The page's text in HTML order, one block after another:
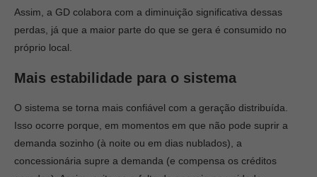
Assim, a GD colabora com a diminuição significativa dessas
perdas, já que a maior parte do que se gera é consumido no
próprio local.
Mais estabilidade para o sistema
O sistema se torna mais confiável com a geração distribuída.
Isso ocorre porque, em momentos em que não pode suprir a
demanda sozinho (à noite ou em dias nublados), a
concessionária supre a demanda (e compensa os créditos